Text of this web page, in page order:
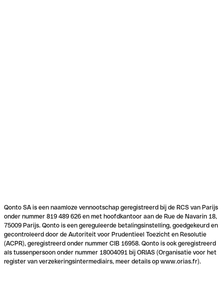
Qonto SA is een naamloze vennootschap geregistreerd bij de RCS van Parijs
onder nummer 819 489 626 en met hoofdkantoor aan de Rue de Navarin 18,
75009 Parijs. Qonto is een gereguleerde betalingsinstelling, goedgekeurd en
gecontroleerd door de Autoriteit voor Prudentieel Toezicht en Resolutie
(ACPR), geregistreerd onder nummer CIB 16958. Qonto is ook geregistreerd
als tussenpersoon onder nummer 18004091 bij ORIAS (Organisatie voor het
register van verzekeringsintermediairs, meer details op www.orias.fr).